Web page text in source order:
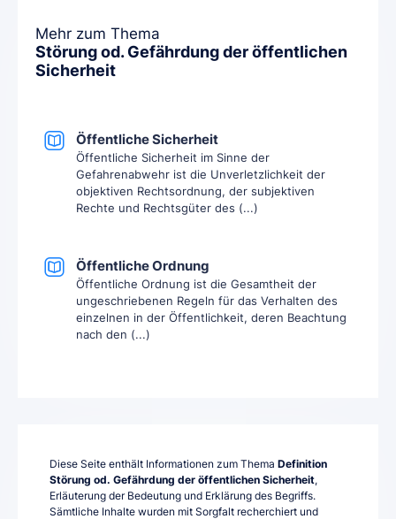
Mehr zum Thema
Störung od. Gefährdung der öffentlichen
Sicherheit
Öffentliche Sicherheit
Öffentliche Sicherheit im Sinne der
Gefahrenabwehr ist die Unverletzlichkeit der
objektiven Rechtsordnung, der subjektiven
Rechte und Rechtsgüter des (...)
Öffentliche Ordnung
Öffentliche Ordnung ist die Gesamtheit der
ungeschriebenen Regeln für das Verhalten des
einzelnen in der Öffentlichkeit, deren Beachtung
nach den (...)
Diese Seite enthält Informationen zum Thema Definition
Störung od. Gefährdung der öffentlichen Sicherheit,
Erläuterung der Bedeutung und Erklärung des Begriffs.
Sämtliche Inhalte wurden mit Sorgfalt recherchiert und